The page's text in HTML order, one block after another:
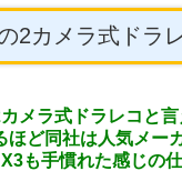
2カメラ式ドラ
メラ式ドラレコと
ほど同社は人気メー
も手慣れた感じの